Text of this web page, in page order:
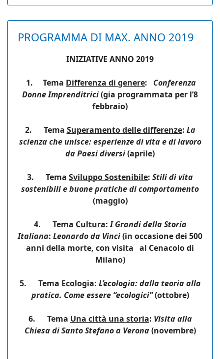
PROGRAMMA DI MAX. ANNO 2019
INIZIATIVE ANNO 2019
1. Tema Differenza di genere: Conferenza
Donne Imprenditrici(gia programmata per l’8
febbraio)
2. Tema Superamento delle differenze: La
scienza che unisce: esperienze di vita e di lavoro
da Paesi diversi(aprile)
3. Tema Sviluppo Sostenibile: Stili di vita
sostenibili e buone pratiche di comportamento
(maggio)
4. Tema Cultura:I Grandi della Storia
Italiana: Leonardo da Vinci(in occasione dei 500
anni della morte, con visita al Cenacolo di
Milano)
5. Tema Ecologia: L’ecologia: dalla teoria alla
pratica. Come essere “ecologici”(ottobre)
6. Tema Una città una storia: Visita alla
Chiesa di Santo Stefano a Verona(novembre)